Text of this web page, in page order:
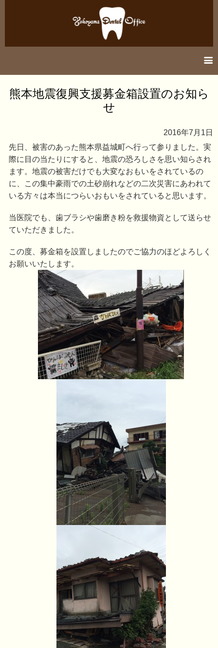
医院紹介
アクセス
熊本地震復興支援募金箱設置のお知ら
せ
2016年7月1日
先日、被害のあった熊本県益城町へ行って参りました。実
際に目の当たりにすると、地震の恐ろしさを思い知らされ
ます。地震の被害だけでも大変なおもいをされているの
に、この集中豪雨での土砂崩れなどの二次災害にあわれて
いる方々は本当につらいおもいをされていると思います。
当医院でも、歯ブラシや歯磨き粉を救援物資として送らせ
ていただきました。
この度、募金箱を設置しましたのでご協力のほどよろしく
お願いいたします。